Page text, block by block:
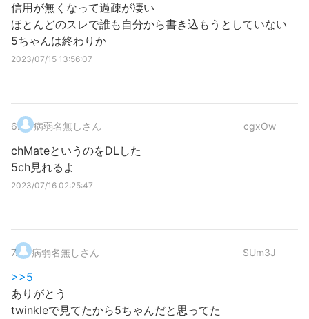
信用が無くなって過疎が凄い
ほとんどのスレで誰も自分から書き込もうとしていない
5ちゃんは終わりか
2023/07/15 13:56:07
6. 病弱名無しさん cgxOw
chMateというのをDLした
5ch見れるよ
2023/07/16 02:25:47
7. 病弱名無しさん SUm3J
>>5
ありがとう
twinkleで見てたから5ちゃんだと思ってた